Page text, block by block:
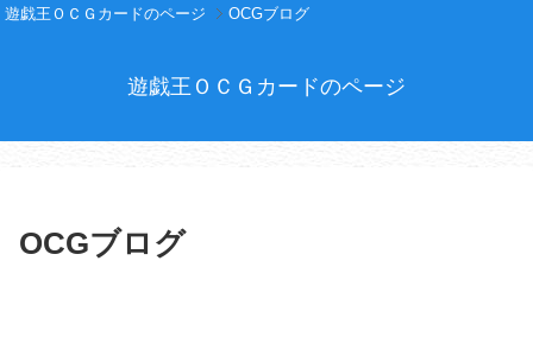
遊戯王ＯＣＧカードのページ OCGブログ
遊戯王ＯＣＧカードのページ
OCGブログ